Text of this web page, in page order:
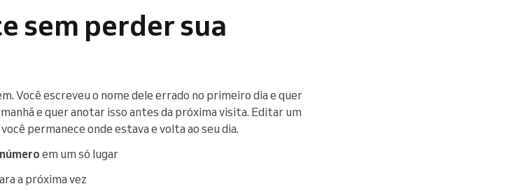
sem perder sua
Você escreveu o nome dele errado no primeiro dia e quer
e quer anotar isso antes da próxima visita. Editar um
permanece onde estava e volta ao seu dia.
em um só lugar
a próxima vez